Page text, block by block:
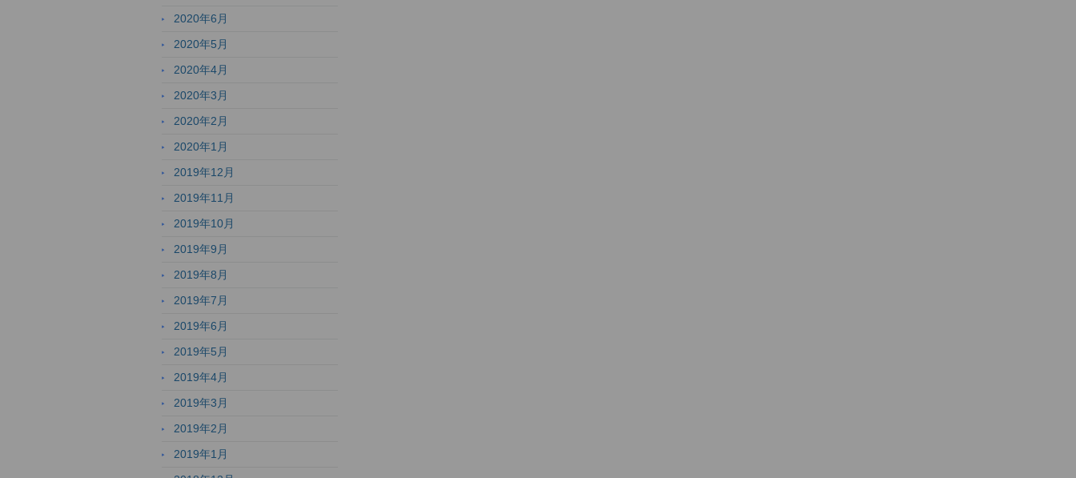
2020年6月
2020年5月
2020年4月
2020年3月
2020年2月
2020年1月
2019年12月
2019年11月
2019年10月
2019年9月
2019年8月
2019年7月
2019年6月
2019年5月
2019年4月
2019年3月
2019年2月
2019年1月